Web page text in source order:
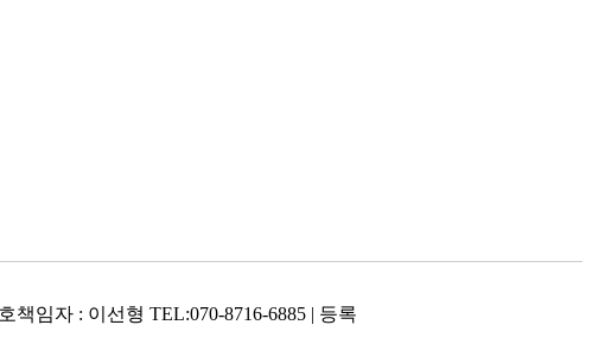
임자 : 이선형 TEL:070-8716-6885 | 등록